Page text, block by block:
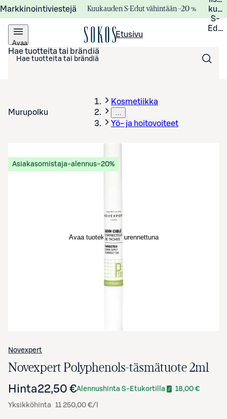
Markkinointiviestejä Kuukauden S-Edut vähintään –20 %
S-
Avaa
valikko
Etusivu
Hae tuotteita tai brändiä
Murupolku
Kosmetiikka
…
Yö- ja hoitovoiteet
Avaa tuotekuva suurennettuna
Asiakasomistaja-alennus−20%
Novexpert
Novexpert Polyphenols-täsmätuote 2ml
Hinta22,50 €Alennushinta S-Etukortilla 18,00 €
Yksikköhinta 11 250,00 €/l